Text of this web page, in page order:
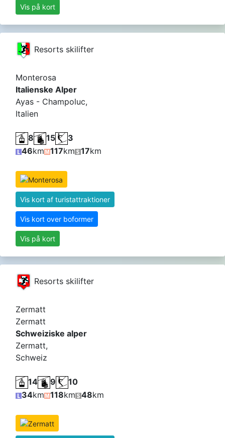
Vis på kort
Resorts skilifter
Monterosa
Italienske Alper
Ayas - Champoluc,
Italien
8 15
3
46km 117km 17km
Vis kort af turistattraktioner
Vis kort over boformer
Vis på kort
Resorts skilifter
Zermatt
Zermatt
Schweiziske alper
Zermatt,
Schweiz
14 9
10
34km 118km 48km